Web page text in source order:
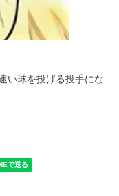
い球を投げる投手にな